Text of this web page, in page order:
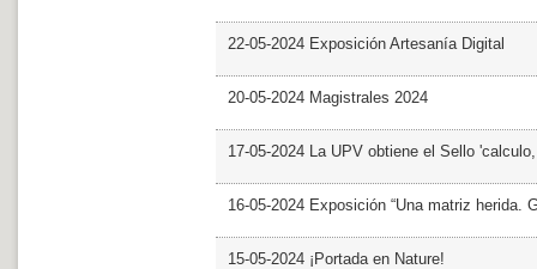
22-05-2024 Exposición Artesanía Digital
20-05-2024 Magistrales 2024
17-05-2024 La UPV obtiene el Sello
16-05-2024 Exposición “Una matriz herida.
15-05-2024 ¡Portada en Nature!